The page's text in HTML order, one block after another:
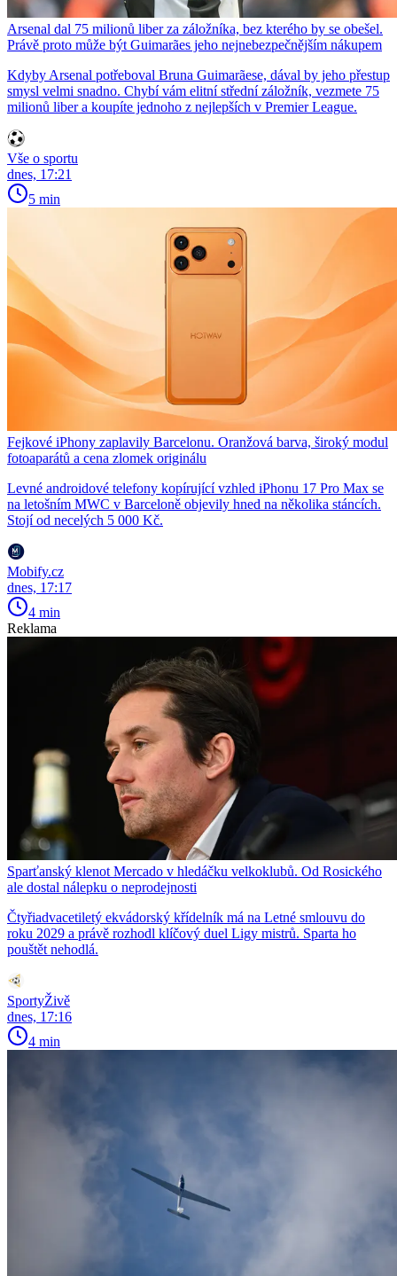
Arsenal dal 75 milionů liber za záložníka, bez kterého by se obešel.
Právě proto může být Guimarães jeho nejnebezpečnějším nákupem
Kdyby Arsenal potřeboval Bruna Guimarãese, dával by jeho přestup
smysl velmi snadno. Chybí vám elitní střední záložník, vezmete 75
milionů liber a koupíte jednoho z nejlepších v Premier League.
Vše o sportu
dnes, 17:21
5 min
Fejkové iPhony zaplavily Barcelonu. Oranžová barva, široký modul
fotoaparátů a cena zlomek originálu
Levné androidové telefony kopírující vzhled iPhonu 17 Pro Max se
na letošním MWC v Barceloně objevily hned na několika stáncích.
Stojí od necelých 5 000 Kč.
Mobify.cz
dnes, 17:17
4 min
Reklama
Sparťanský klenot Mercado v hledáčku velkoklubů. Od Rosického
ale dostal nálepku o neprodejnosti
Čtyřiadvacetiletý ekvádorský křídelník má na Letné smlouvu do
roku 2029 a právě rozhodl klíčový duel Ligy mistrů. Sparta ho
pouštět nehodlá.
SportyŽivě
dnes, 17:16
4 min